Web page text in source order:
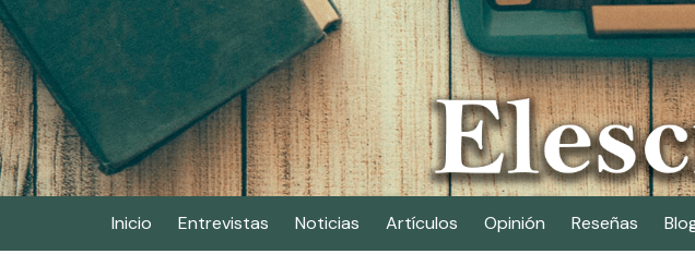
Skip
to
content
Elescritor.es
El periódico digital de los escritores
Inicio Entrevistas Noticias Artículos Opinión Reseñas